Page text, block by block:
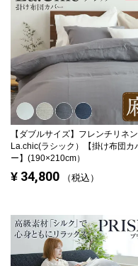
【ダブルサイズ】 フレンチリネ
La.chic(ラシック）【掛け布団カ
ー】(190×210cm）
¥ 34,800 税込